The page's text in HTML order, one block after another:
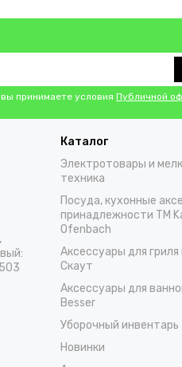
принимаете условия Публичной
Каталог
Электротовары и
техника
Посуда, кухонные
принадлежности TM
Ofenbach
Аксессуары для гриля
Скаут
Аксессуары для
Besser
Уборочный инвентарь
Новинки